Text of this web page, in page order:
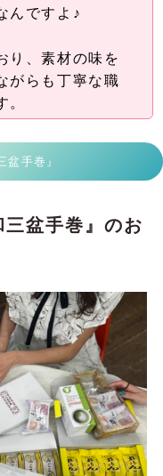
んですよ♪
り、素材の味を
がらも丁寧な職
。
盆手巻』
盆手巻』のお